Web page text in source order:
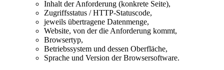
Inhalt der Anforderung (konkrete Seite),
Zugriffsstatus / HTTP-Statuscode,
jeweils übertragene Datenmenge,
Website, von der die Anforderung kommt,
Browsertyp,
Betriebssystem und dessen Oberfläche,
Sprache und Version der Browsersoftware.